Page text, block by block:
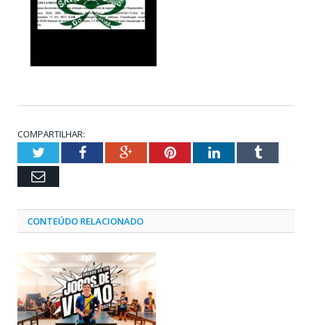
COMPARTILHAR:
TwitterFacebookGoogle+PinterestLinkedInTumblr
Email
CONTEÚDO RELACIONADO